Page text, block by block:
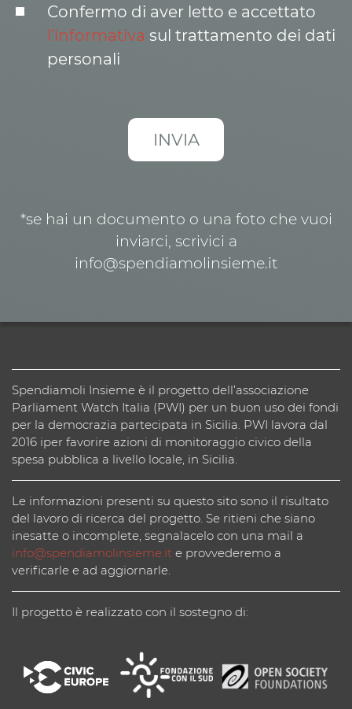
Confermo di aver letto e accettato
l’informativa sul trattamento dei dati
personali
*se hai un documento o una foto che vuoi
inviarci, scrivici a
info@spendiamolinsieme.it
Spendiamoli Insieme è il progetto dell’associazione
Parliament Watch Italia (PWI) per un buon uso dei fondi
per la democrazia partecipata in Sicilia. PWI lavora dal
2016 iper favorire azioni di monitoraggio civico della
spesa pubblica a livello locale, in Sicilia.
Le informazioni presenti su questo sito sono il risultato
del lavoro di ricerca del progetto. Se ritieni che siano
inesatte o incomplete, segnalacelo con una mail a
info@spendiamolinsieme.it e provvederemo a
verificarle e ad aggiornarle.
Il progetto è realizzato con il sostegno di: